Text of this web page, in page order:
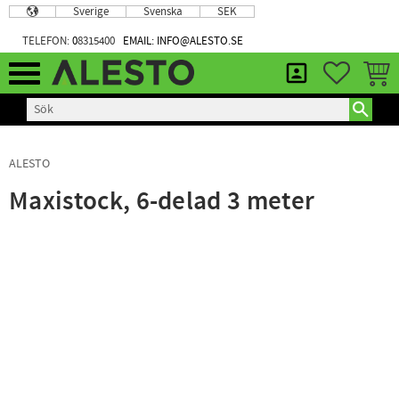
Meny
Sverige Svenska SEK
TELEFON:08315400 EMAIL: INFO@ALESTO.SE
ALESTO
Maxistock, 6-delad 3 meter